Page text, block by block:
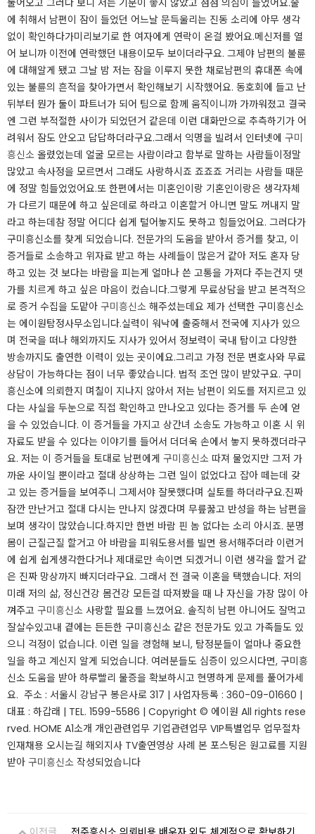
둘어오고 그러다 보니 저는 기분이 좋지 않았고 점점 의심이 들었어요.술
에 취해서 남편이 잠이 들었던 어느날 문득울리는 진동 소리에 아무 생각
없이 확인하다가미리보기로 한 여자에게 연락이 온걸 봤어요.메신저를 열
어 보니까 이전에 연락했던 내용이모두 보이더라구요. 그제야 남편의 불륜
에 대해알게 됐고 그날 밤 저는 잠을 이루지 못한 채로남편의 휴대폰 속에
있는 불륜의 흔적을 찾아가면서 확인해보기 시작했어요.​ 동호회에 들고 난
뒤부터 뭔가 둘이 파트너가 되어 팀으로 함께 움직이니까 가까워졌고 결국
엔 그런 부적절한 사이가 되었던거 같은데 이런 대화만으로 추측하기가 어
려워서 잠도 안오고 답답하더라구요.그래서 익명을 빌려서 인터넷에 구미
흥신소 올렸었는데 얼굴 모르는 사람이라고 함부로 말하는 사람들이정말
많았고 속사정을 모르면서 그래도 사랑하시죠 죠죠죠 거리는 사람들 때문
에 정말 힘들었었어요.또 한편에서는 미혼인이랑 기혼인이랑은 생각자체
가 다르기 때문에 하고 싶은데로 하라고 이혼할거 아니면 말도 꺼내지 말
라고 하는데참 정말 어디다 쉽게 털어놓지도 못하고 힘들었어요. 그러다가
구미흥신소를 찾게 되었습니다.​ 전문가의 도움을 받아서 증거를 찾고, 이
증거들로 소송하고 위자료 받고 하는 사례들이 많은거 같아 저도 혼자 당
하고 있는 것 보다는 바람을 피는게 얼마나 쓴 고통을 가져다 주는건지 댓
가를 치르게 하고 싶은 마음이 컸습니다.그렇게 무료상담을 받고 본격적으
로 증거 수집을 도맡아 구미흥신소 해주셨는데요 제가 선택한 구미흥신소
는 에이원탐정사무소입니다.실력이 워낙에 출중해서 전국에 지사가 있으
며 전국을 떠나 해외까지도 지사가 있어서 정보력이 국내 탑이고 다양한
방송까지도 출연한 이력이 있는 곳이에요.그리고 가정 전문 변호사와 무료
상담이 가능하다는 점이 너무 좋았습니다. 법적 조언 많이 받았구요.​ 구미
흥신소에 의뢰한지 며칠이 지나지 않아서 저는 남편이 외도를 저지르고 있
다는 사실을 두눈으로 직접 확인하고 만나오고 있다는 증거를 두 손에 얻
을 수 있었습니다. 이 증거들을 가지고 상간녀 소송도 가능하고 이혼 시 위
자료도 받을 수 있다는 이야기를 들어서 더더욱 손에서 놓지 못하겠더라구
요.​ 저는 이 증거들을 토대로 남편에게 구미흥신소 따져 물었지만 그저 가
까운 사이일 뿐이라고 절대 상상하는 그런 일이 없었다고 잡아 떼는데 갖
고 있는 증거들을 보여주니 그제서야 잘못했다며 실토를 하더라구요.진짜
잠깐 만난거고 절대 다시는 만나지 않겠다며 무릎꿇고 반성을 하는 남편을
보며 생각이 많았습니다.하지만 한번 바람 핀 놈 없다는 소리 아시죠. 분명
몸이 근질근질 할거고 아 바람을 피워도용서를 빌면 용서해주더라 이런거
에 쉽게 쉽게생각한다거나 제대로만 속이면 되겠거니 이런 생각을 할거 같
은 진짜 망상까지 빠지더라구요.​ 그래서 전 결국 이혼을 택했습니다. 저의
미래 저의 삶, 정신건강 몸건강 모든걸 따져봤을 때 나 자신을 가장 많이 아
껴주고 구미흥신소 사랑할 필요를 느꼈어요. 솔직히 남편 아니어도 잘먹고
잘살수있고내 곁에는 든든한 구미흥신소 같은 전문가도 있고 가족들도 있
으니 걱정이 없습니다.​ 이런 일을 경험해 보니, 탐정분들이 얼마나 중요한
일을 하고 계신지 알게 되었습니다. 여러분들도 심증이 있으시다면, 구미흥
신소 도움을 받아 하루빨리 물증을 확보하시고 현명하게 문제를 풀어가세
요. ​ ​주소 : 서울시 강남구 봉은사로 317 | 사업자등록 : 360-09-01660 |
대표 : 하갑래 | TEL. 1599-5586 | Copyright © 에이원 All rights rese
rved. HOME A1소개 개인관련업무 기업관련업무 VIP특별업무 업무절차
인재채용 오시는길 해외지사 TV출연영상 사례 ​​본 포스팅은 원고료를 지원
받아 구미흥신소 작성되었습니다​​​​​​